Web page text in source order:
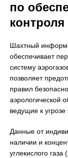
по
контроля
Шахтный
обеспечивает
систему
позволяет
правил
аэрологической
ведущие к
Данные от
наличии и
углекислого